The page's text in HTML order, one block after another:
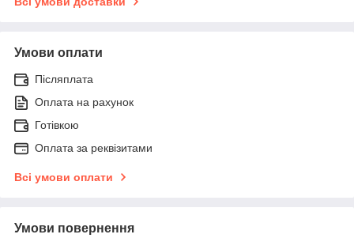
Умови оплати
Післяплата
Оплата на рахунок
Готівкою
Оплата за реквізитами
Всі умови оплати
Умови повернення